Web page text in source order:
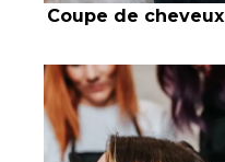
Coupe de cheveux